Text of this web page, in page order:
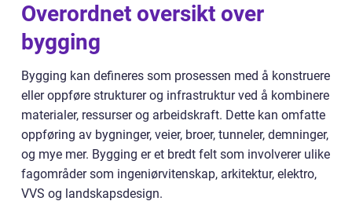
Overordnet oversikt over
bygging
Bygging kan defineres som prosessen med å konstruere
eller oppføre strukturer og infrastruktur ved å kombinere
materialer, ressurser og arbeidskraft. Dette kan omfatte
oppføring av bygninger, veier, broer, tunneler, demninger,
og mye mer. Bygging er et bredt felt som involverer ulike
fagområder som ingeniørvitenskap, arkitektur, elektro,
VVS og landskapsdesign.